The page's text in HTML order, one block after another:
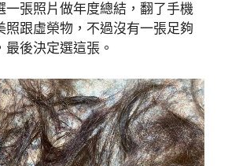
一張照片做年度總結，翻了手機
照跟虛榮物，不過沒有一張足夠
後決定選這張。